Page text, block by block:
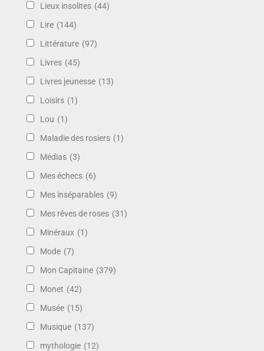
Lieux insolites (44)
Lire (144)
Littérature (97)
Livres (45)
Livres jeunesse (13)
Loisirs (1)
Lou (1)
Maladie des rosiers (1)
Médias (3)
Mes échecs (6)
Mes inséparables (9)
Mes rêves de roses (31)
Minéraux (1)
Mode (7)
Mon Capitaine (379)
Monet (42)
Musée (15)
Musique (137)
mythologie (12)